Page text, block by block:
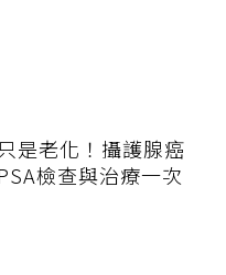
是老化！攝護腺癌
檢查與治療一次